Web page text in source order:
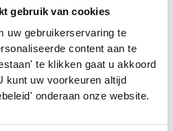
gebruik van cookies
uw gebruikerservaring te
content aan te
te klikken gaat u akkoord
kunt uw voorkeuren altijd
onderaan onze website.
exception has occurred while
(see the browser console
information).